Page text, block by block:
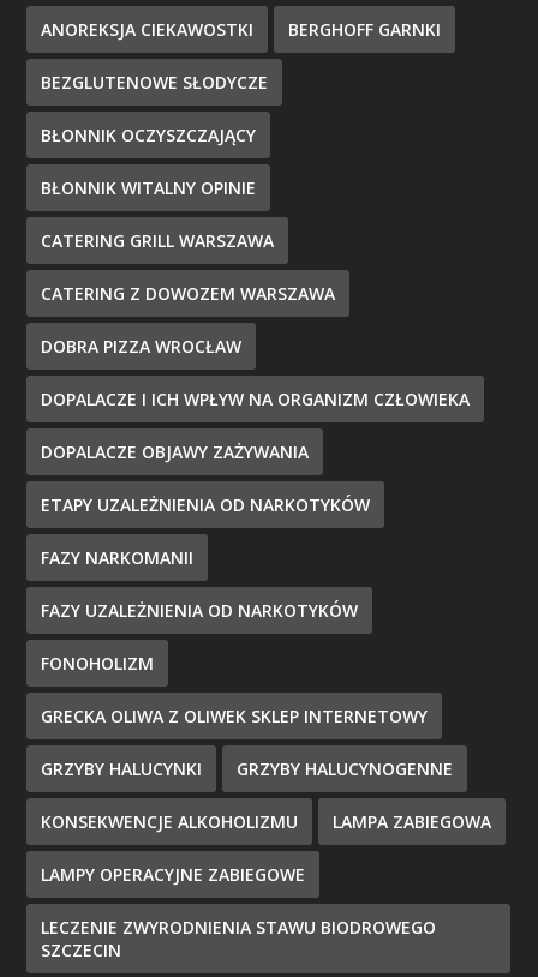
ANOREKSJA CIEKAWOSTKI BERGHOFF GARNKI
BEZGLUTENOWE SŁODYCZE
BŁONNIK OCZYSZCZAJĄCY
BŁONNIK WITALNY OPINIE
CATERING GRILL WARSZAWA
CATERING Z DOWOZEM WARSZAWA
DOBRA PIZZA WROCŁAW
DOPALACZE I ICH WPŁYW NA ORGANIZM CZŁOWIEKA
DOPALACZE OBJAWY ZAŻYWANIA
ETAPY UZALEŻNIENIA OD NARKOTYKÓW
FAZY NARKOMANII
FAZY UZALEŻNIENIA OD NARKOTYKÓW
FONOHOLIZM
GRECKA OLIWA Z OLIWEK SKLEP INTERNETOWY
GRZYBY HALUCYNKI GRZYBY HALUCYNOGENNE
KONSEKWENCJE ALKOHOLIZMU LAMPA ZABIEGOWA
LAMPY OPERACYJNE ZABIEGOWE
LECZENIE ZWYRODNIENIA STAWU BIODROWEGO
SZCZECIN